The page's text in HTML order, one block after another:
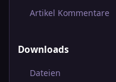
Artikel Kommentare
Downloads
Dateien